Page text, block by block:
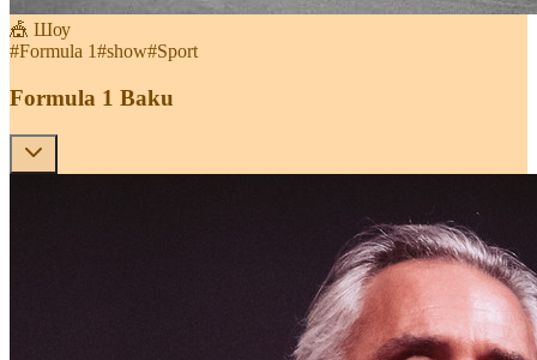
🎪 Шоу
#Formula 1#show#Sport
Formula 1 Baku